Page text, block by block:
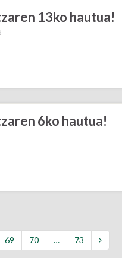
13ko hautua!
6ko hautua!
69 70 … 73